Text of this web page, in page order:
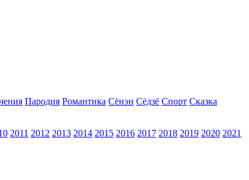
Пародия Романтика Сёнэн Сёдзё Спорт Сказка
2011 2012 2013 2014 2015 2016 2017 2018 2019 2020 2021